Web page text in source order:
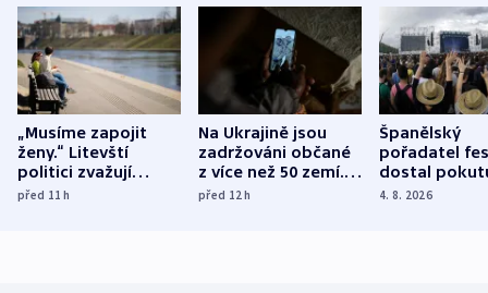
„Musíme zapojit
ženy.“ Litevští
politici zvažují
dohodu o
před 11h
Na Ukrajině jsou
zadržováni občané
z více než 50 zemí.
Bojovali na straně
před 12h
Španělský
pořadatel
dostal
nekalé
4. 8. 2026